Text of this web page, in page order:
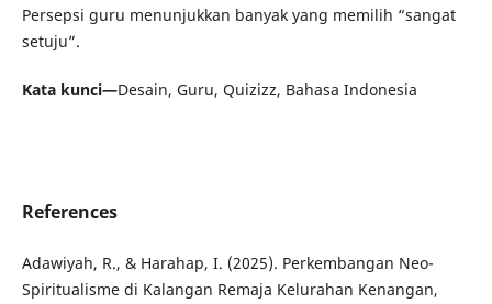
Persepsi guru menunjukkan banyak yang memilih “sangat
setuju”.
Kata kunci—Desain, Guru, Quizizz, Bahasa Indonesia
References
Adawiyah, R., & Harahap, I. (2025). Perkembangan Neo-
Spiritualisme di Kalangan Remaja Kelurahan Kenangan,